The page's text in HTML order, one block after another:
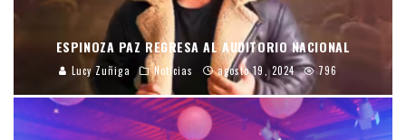
ESPINOZA PAZ REGRESA AL AUDITORIO NACIONAL
Lucy Zuñiga Noticias agosto 19, 2024 796